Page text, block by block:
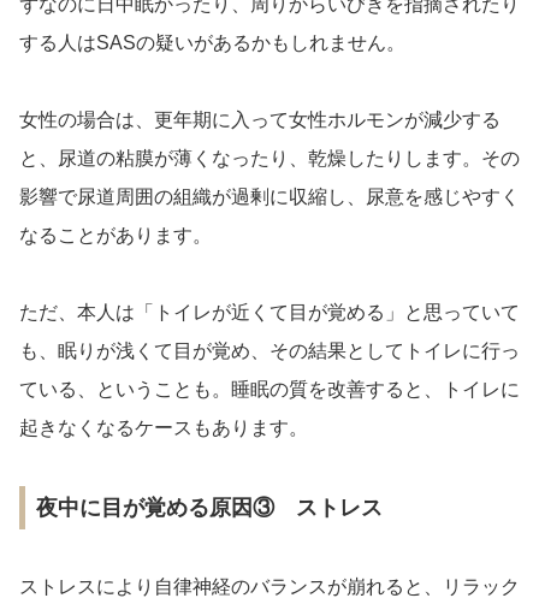
する人はSASの疑いがあるかもしれません。
女性の場合は、更年期に入って女性ホルモンが減少する
と、尿道の粘膜が薄くなったり、乾燥したりします。その
影響で尿道周囲の組織が過剰に収縮し、尿意を感じやすく
なることがあります。
ただ、本人は「トイレが近くて目が覚める」と思っていて
も、眠りが浅くて目が覚め、その結果としてトイレに行っ
ている、ということも。睡眠の質を改善すると、トイレに
起きなくなるケースもあります。
夜中に目が覚める原因③ ストレス
ストレスにより自律神経のバランスが崩れると、リラック